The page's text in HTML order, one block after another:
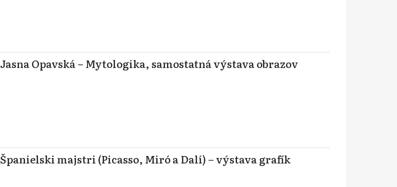
Jasna Opavská – Mytologika, samostatná výstava obrazov
Španielski majstri (Picasso, Miró a Dalí) – výstava grafík